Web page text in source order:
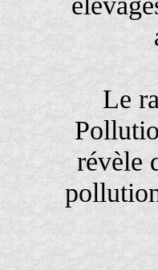
Le
révèle